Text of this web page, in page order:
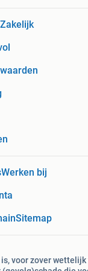
Werken bij
Sitemap
voor zover